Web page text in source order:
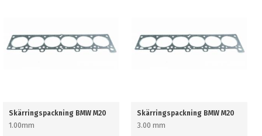
Skärringspackning BMW M20
1.00mm
Skärringspackning BMW M20
3.00 mm